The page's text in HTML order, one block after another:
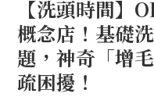
【洗頭時間】
概念店！基礎
題，神奇「增
疏困擾！